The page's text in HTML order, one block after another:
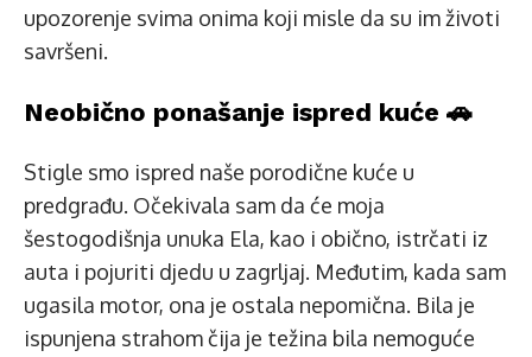
upozorenje svima onima koji misle da su im životi
savršeni.
Neobično ponašanje ispred kuće 🚗
Stigle smo ispred naše porodične kuće u
predgrađu. Očekivala sam da će moja
šestogodišnja unuka Ela, kao i obično, istrčati iz
auta i pojuriti djedu u zagrljaj. Međutim, kada sam
ugasila motor, ona je ostala nepomična. Bila je
ispunjena strahom čija je težina bila nemoguće